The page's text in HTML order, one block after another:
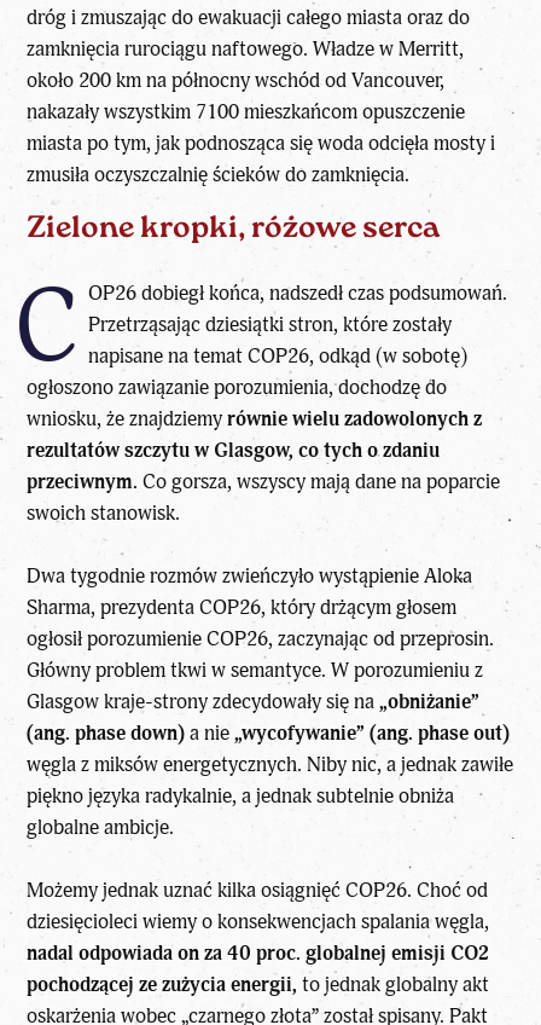
dróg i zmuszając do ewakuacji całego miasta oraz do
zamknięcia rurociągu naftowego. Władze w Merritt,
około 200 km na północny wschód od Vancouver,
nakazały wszystkim 7100 mieszkańcom opuszczenie
miasta po tym, jak podnosząca się woda odcięła mosty i
zmusiła oczyszczalnię ścieków do zamknięcia.
Zielone kropki, różowe serca
C OP26 dobiegł końca, nadszedł czas podsumowań.
Przetrząsając dziesiątki stron, które zostały
napisane na temat COP26, odkąd (w sobotę)
ogłoszono zawiązanie porozumienia, dochodzę do
wniosku, że znajdziemyrównie wielu zadowolonych z
rezultatów szczytu w Glasgow, co tych o zdaniu
przeciwnym. Co gorsza, wszyscy mają dane na poparcie
swoich stanowisk.
Dwa tygodnie rozmów zwieńczyło wystąpienie Aloka
Sharma, prezydenta COP26, który drżącym głosem
ogłosił porozumienie COP26, zaczynając od przeprosin.
Główny problem tkwi w semantyce. W porozumieniu z
Glasgow kraje-strony zdecydowały się na„obniżanie”
(ang. phase down)a nie„wycofywanie” (ang. phase out)
węgla z miksów energetycznych. Niby nic, a jednak zawiłe
piękno języka radykalnie, a jednak subtelnie obniża
globalne ambicje.
Możemy jednak uznać kilka osiągnięć COP26. Choć od
dziesięcioleci wiemy o konsekwencjach spalania węgla,
nadal odpowiada on za 40 proc. globalnej emisji CO2
pochodzącej ze zużycia energii, to jednak globalny akt
oskarżenia wobec „czarnego złota” został spisany. Pakt